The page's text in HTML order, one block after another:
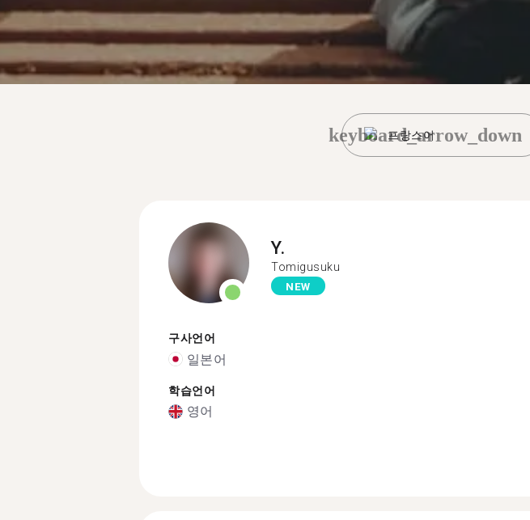
프랑스어
keyboard_arrow_down
Y.
Tomigusuku
NEW
구사언어
일본어
학습언어
영어